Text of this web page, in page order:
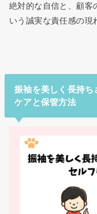
絶対的な自信と、顧客
いう誠実な責任感の現
振袖を美しく長持ち
ケアと保管方法